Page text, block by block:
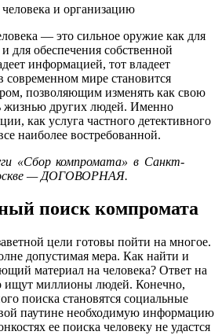
— это сильное оружие как для
для обеспечения собственной
информацией, тот владеет
мире становится
позволяющим изменять как свою
жизнью других людей. Именно
как услуга частного детективного
наиболее востребованной.
«Сбор компромата» в Санкт-
— ДОГОВОРНАЯ.
поиск компромата
цели готовы пойти на многое.
допустимая мера. Как найти и
материал на человека? Ответ на
ищут миллионы людей. Конечно,
поиска становятся социальные
паутине необходимую информацию
ее поиска человеку не удастся